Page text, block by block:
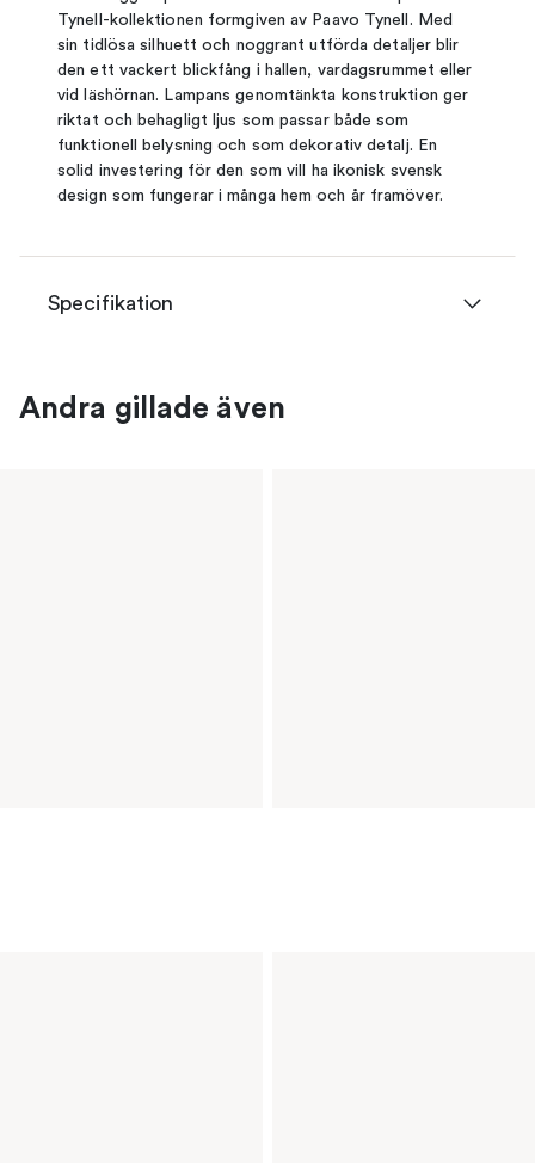
Tynell-kollektionen formgiven av Paavo Tynell. Med
sin tidlösa silhuett och noggrant utförda detaljer blir
den ett vackert blickfång i hallen, vardagsrummet eller
vid läshörnan. Lampans genomtänkta konstruktion ger
riktat och behagligt ljus som passar både som
funktionell belysning och som dekorativ detalj. En
solid investering för den som vill ha ikonisk svensk
design som fungerar i många hem och år framöver.
Specifikation
Andra gillade även